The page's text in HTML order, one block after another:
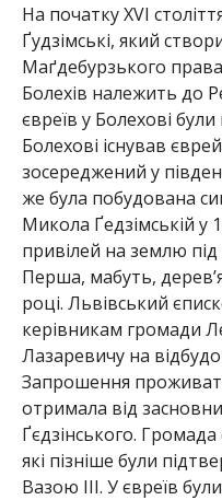
На початку XVI
Ґудзімські, який
Маґдебурзького права
Болехів належить до
євреїв у Болехові
Болехові існував
зосереджений у
же була побудована
Микола Ґедзімській у
привілей на землю
Перша, мабуть,
році. Львівський
керівникам громади
Лазаревичу на
Запрошення
отримала від
Ґєдзінського.
які пізніше були
Вазою ІІІ. У євреїв